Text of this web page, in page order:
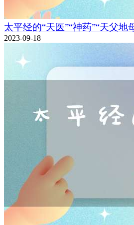
太平经的“天医”“神药”“天父地
2023-09-18